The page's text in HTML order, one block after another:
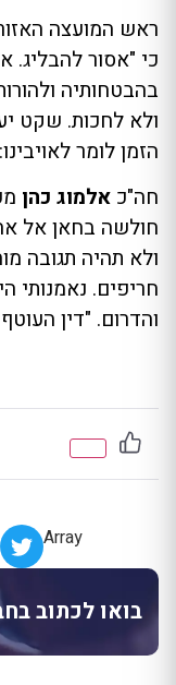
ראש המועצה
כי "אסור
בהבטחותיה
ולא לחכות. שקט
הזמן לומר
חה"כ אלמוג כהן
חולשה בחאן אל
ולא תהיה תגובה
חריפים. נאמנותי
והדרום. "דין
Array
בואו לכתוב